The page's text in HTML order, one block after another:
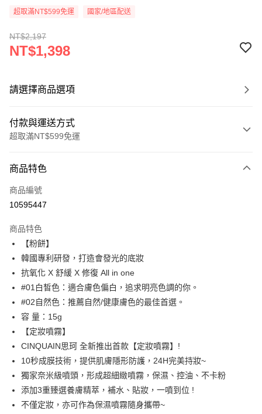
超取滿NT$599免運 國家/地區配送
NT$2,197
NT$1,398
請選擇商品選項
付款與運送方式
超取滿NT$599免運
信用卡一次付款
超商取貨付款
Apple Pay
街口支付
悠遊付
ATM付款
運送方式
全家取貨付款
每筆NT$85，滿NT$599(含以上)免運費
付款後全家取貨
每筆NT$85，滿NT$599(含以上)免運費
商品特色
商品編號
10595447
商品特色
【粉餅】
韓國專利研發，打造會發光的底妝
抗氧化 X 舒緩 X 修復 All in one
#01白皙色：適合膚色偏白，追求明亮色調的你。
#02自然色：推薦自然/健康膚色的最佳首選。
容 量：15g
【定妝噴霧】
CINQUAIN思珂 全新推出首款【定妝噴霧】!
10秒成膜技術，提供肌膚隱形防護，24H完美持妝~
獨家奈米級噴頭，形成超細緻噴霧，保濕、控油、不卡粉
添加3重臻選養膚精萃，補水、貼妝，一噴到位 !
不僅定妝，亦可作為保濕噴霧隨身攜帶~